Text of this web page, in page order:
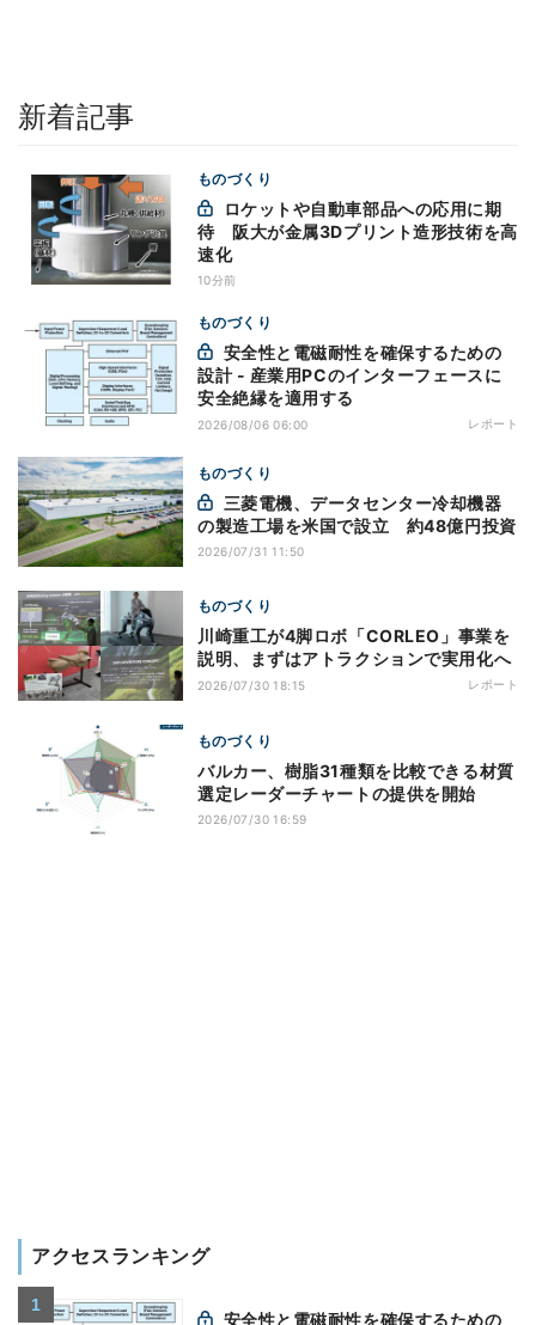
新着記事
ものづくり
待 阪大が金属3Dプリント造形技術を高
速化
10分前
ものづくり
設計 - 産業用PCのインターフェースに
安全絶縁を適用する
2026/08/06 06:00 レポート
ものづくり
の製造工場を米国で設立 約48億円投資
2026/07/31 11:50
ものづくり
川崎重工が4脚ロボ「CORLEO」事業を
説明、まずはアトラクションで実用化へ
2026/07/30 18:15 レポート
ものづくり
バルカー、樹脂31種類を比較できる材質
選定レーダーチャートの提供を開始
2026/07/30 16:59
アクセスランキング